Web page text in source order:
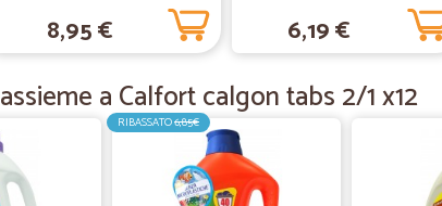
Mariacarla B.
Ottimo servizio veloce preciso assolutamente
quello che acquisto al supermercato. Bravi
— Davide M.
8,95 € 6,19 €
a Calfort calgon tabs 2/1 x12
RIBASSATO6,85€